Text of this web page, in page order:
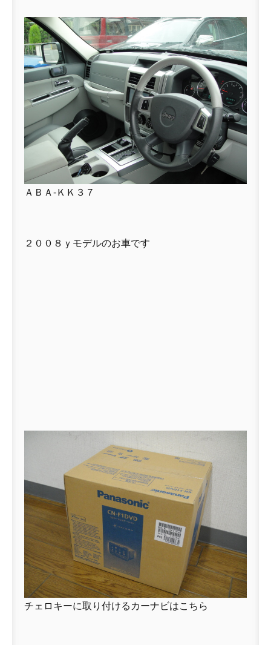
ＡＢＡ-ＫＫ３７
２００８ｙモデルのお車です
チェロキーに取り付けるカーナビはこちら